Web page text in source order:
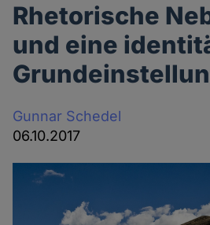
Rhetorische
und eine
Gunnar Schedel
06.10.2017